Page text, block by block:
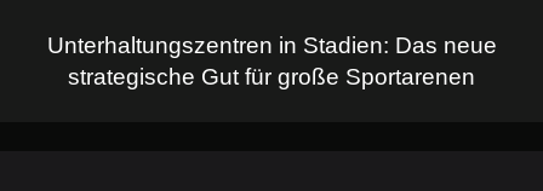
Unterhaltungszentren in Stadien: Das neue
strategische Gut für große Sportarenen